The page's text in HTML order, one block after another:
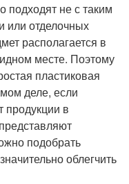
подходят не с таким
или отделочных
располагается в
месте. Поэтому
пластиковая
деле, если
продукции в
подобрать
облегчить